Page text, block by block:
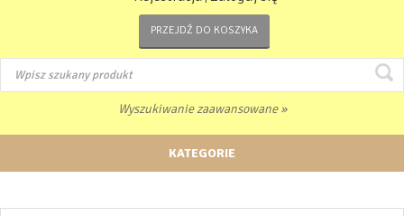
PRZEJDŹ DO KOSZYKA
Wyszukiwanie zaawansowane »
KATEGORIE